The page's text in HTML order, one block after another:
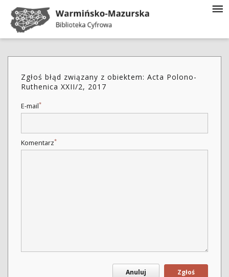
Zgłoś błąd związany z obiektem: Acta Polono-
Ruthenica XXII/2, 2017
E-mail*
Komentarz*
Anuluj Zgłoś